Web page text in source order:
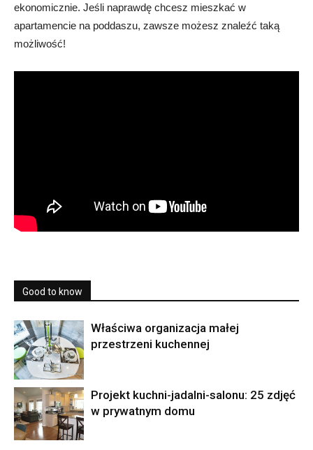
ekonomicznie. Jeśli naprawdę chcesz mieszkać w
apartamencie na poddaszu, zawsze możesz znaleźć taką
możliwość!
Good to know
Właściwa organizacja małej
przestrzeni kuchennej
Projekt kuchni-jadalni-salonu: 25 zdjęć
w prywatnym domu